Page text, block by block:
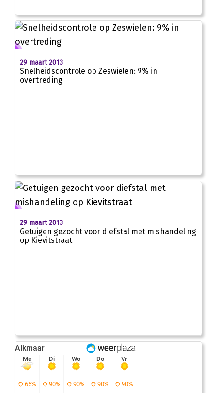
29 maart 2013
Snelheidscontrole op Zeswielen: 9% in
overtreding
29 maart 2013
Getuigen gezocht voor diefstal met mishandeling
op Kievitstraat